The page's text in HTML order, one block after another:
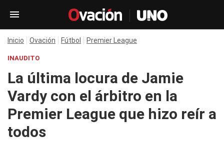
Inicio Ovación Fútbol Premier League
INAUDITO
La última locura de Jamie
Vardy con el árbitro en la
Premier League que hizo reír a
todos